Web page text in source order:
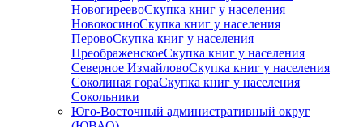
НовогиреевоСкупка книг у населения
НовокосиноСкупка книг у населения
ПеровоСкупка книг у населения
ПреображенскоеСкупка книг у населения
Северное ИзмайловоСкупка книг у населения
Соколиная гораСкупка книг у населения
Сокольники
Юго-Восточный административный округ